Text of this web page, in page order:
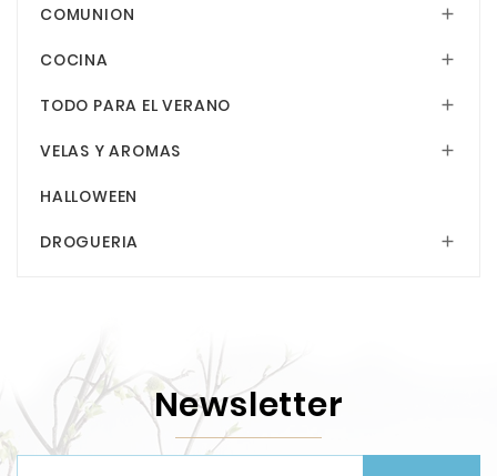
COMUNION 
COCINA 
TODO PARA EL VERANO 
VELAS Y AROMAS 
HALLOWEEN
DROGUERIA 
Newsletter